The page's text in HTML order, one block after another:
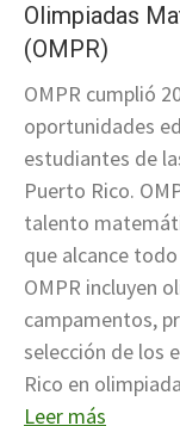
Olimpiadas
(OMPR)
OMPR cumplió
oportunidades
estudiantes de
Puerto Rico.
talento
que alcance
OMPR incluyen
campamentos,
selección de los
Rico en
Leer más